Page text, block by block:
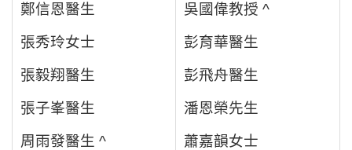
鄭信恩醫生
張秀玲女士
張毅翔醫生
張子峯醫生
周雨發醫生 ^
吳國偉教授 ^
彭育華醫生
彭飛舟醫生
潘恩榮先生
蕭嘉韻女士